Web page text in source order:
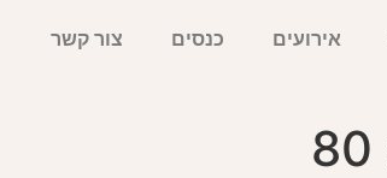
אירועים כנסים צור קשר
80